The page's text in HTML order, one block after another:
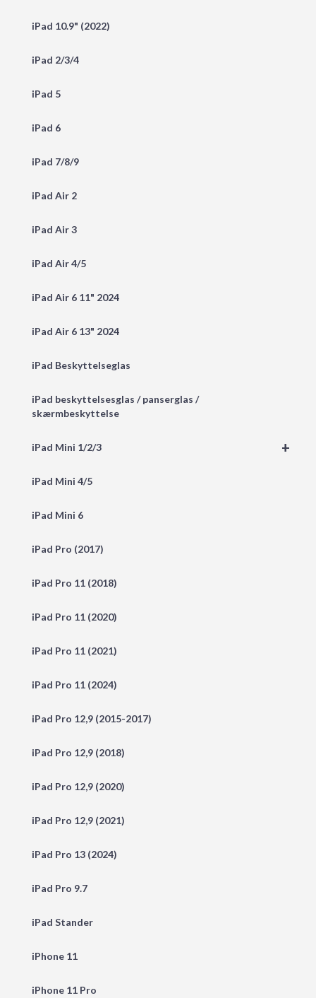
iPad 10.9" (2022)
iPad 2/3/4
iPad 5
iPad 6
iPad 7/8/9
iPad Air 2
iPad Air 3
iPad Air 4/5
iPad Air 6 11" 2024
iPad Air 6 13" 2024
iPad Beskyttelseglas
iPad beskyttelsesglas / panserglas /
skærmbeskyttelse
+
iPad Mini 1/2/3
iPad Mini 4/5
iPad Mini 6
iPad Pro (2017)
iPad Pro 11 (2018)
iPad Pro 11 (2020)
iPad Pro 11 (2021)
iPad Pro 11 (2024)
iPad Pro 12,9 (2015-2017)
iPad Pro 12,9 (2018)
iPad Pro 12,9 (2020)
iPad Pro 12,9 (2021)
iPad Pro 13 (2024)
iPad Pro 9.7
iPad Stander
iPhone 11
iPhone 11 Pro